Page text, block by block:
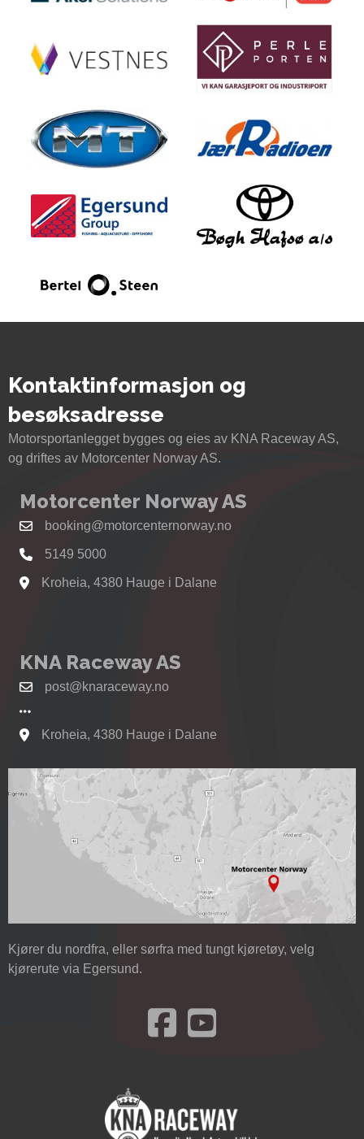
Kontaktinformasjon og
besøksadresse
Motorsportanlegget bygges og eies av KNA Raceway AS,
og driftes av Motorcenter Norway AS.
Motorcenter Norway AS
booking@motorcenternorway.no
5149 5000
Se kart til Motorcenter Norway i Sokndal
Kroheia, 4380 Hauge i Dalane
KNA Raceway AS
post@knaraceway.no
Se kart til Motorcenter Norway i Sokndal
Kroheia, 4380 Hauge i Dalane
Kjører du nordfra, eller sørfra med tungt kjøretøy, velg
kjørerute via Egersund.
Besøk oss på Facebook